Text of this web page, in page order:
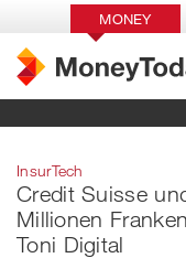
MONEY
InsurTech
Credit Suisse
Millionen
Toni Digital